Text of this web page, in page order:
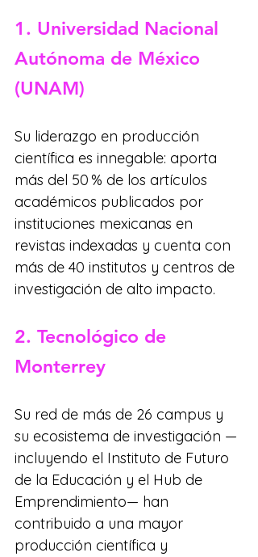
1. Universidad Nacional
Autónoma de México
(UNAM)
Su liderazgo en producción
científica es innegable: aporta
más del 50 % de los artículos
académicos publicados por
instituciones mexicanas en
revistas indexadas y cuenta con
más de 40 institutos y centros de
investigación de alto impacto.
2. Tecnológico de
Monterrey
Su red de más de 26 campus y
su ecosistema de investigación —
incluyendo el Instituto de Futuro
de la Educación y el Hub de
Emprendimiento— han
contribuido a una mayor
producción científica y